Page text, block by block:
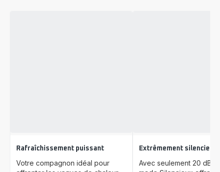
Rafraîchissement puissant
Votre compagnon idéal pour
Extrêmement silencieux
Avec seulement 20